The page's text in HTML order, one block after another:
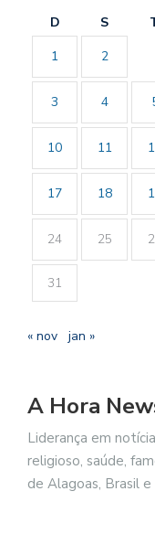
D S
1
2
3 4
10 11
17 18
24 25
31
« nov jan »
A Hora
Liderança em
religioso, saúde,
de Alagoas, Brasil e